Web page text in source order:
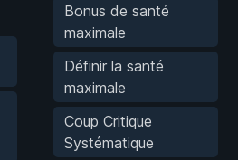
Bonus de santé
maximale
Définir la santé
maximale
Coup Critique
Systématique